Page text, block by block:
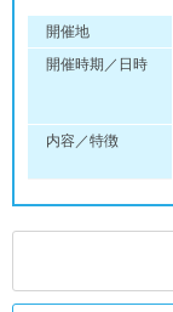
開催地
開催時期／日時
内容／特徴